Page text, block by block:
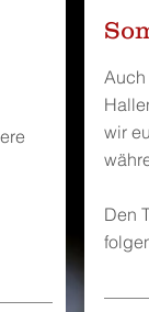
Auch
wir
Den